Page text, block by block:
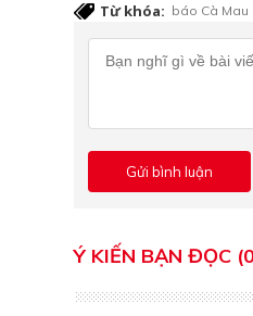
Từ khóa: báo Cà Mau
Ý KIẾN BẠN ĐỌC